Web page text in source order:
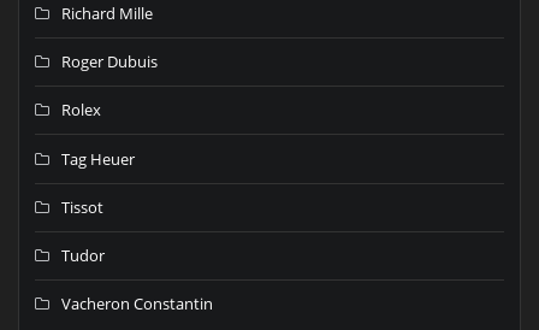
Richard Mille
Roger Dubuis
Rolex
Tag Heuer
Tissot
Tudor
Vacheron Constantin